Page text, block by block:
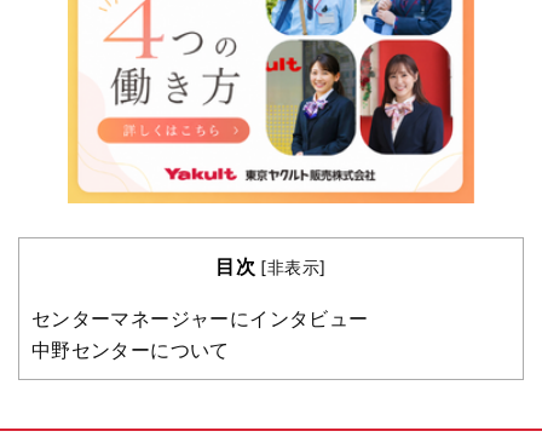
目次 [非表示]
センターマネージャーにインタビュー
中野センターについて